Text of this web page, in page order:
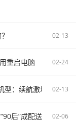
02-13
重启电脑 02-24
型：续航激增、8G内
02-13
后”成配送主力02-06